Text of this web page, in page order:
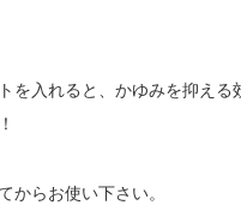
を入れると、かゆみを抑える
らお使い下さい。